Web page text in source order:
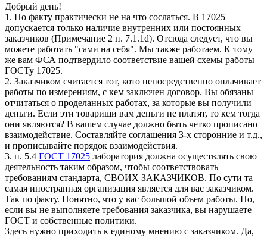
Добрый день!
1. По факту практически не на что сослаться. В 17025
допускается только наличие внутренних или постоянных
заказчиков (Примечание 2 п. 7.1.1d). Отсюда следует, что вы
можете работать "сами на себя". Мы также работаем. К тому
же вам ФСА подтвердило соответствие вашей схемы работы
ГОСТу 17025.
2. Заказчиком считается тот, кото непосредственно оплачивает
работы по измерениям, с кем заключен договор. Вы обязаны
отчитаться о проделанных работах, за которые вы получили
деньги. Если эти товарищи вам деньги не платят, то кем тогда
они являются? В вашем случае должно быть четко прописано
взаимодействие. Составляйте соглашения 3-х сторонние и т.д.,
и прописывайте порядок взаимодействия.
3. п. 5.4 ГОСТ 17025 лаборатория должна осуществлять свою
деятельность таким образом, чтобы соответствовать
требованиям стандарта, СВОИХ ЗАКАЗЧИКОВ. По сути та
самая иностранная организация является для вас заказчиком.
Так по факту. Понятно, что у вас большой объем работы. Но,
если вы не выполняете требования заказчика, вы нарушаете
ГОСТ и собственные политики.
Здесь нужно приходить к единому мнению с заказчиком. Да,